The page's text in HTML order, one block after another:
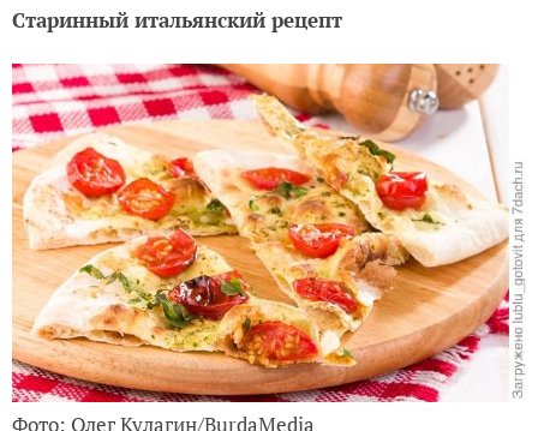
Старинный итальянский рецепт
Фото: Олег Кулагин/BurdaMedia